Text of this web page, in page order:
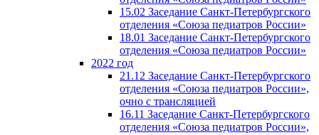
15.02 Заседание Санкт-Петербургского
отделения «Союза педиатров России»
18.01 Заседание Санкт-Петербургского
отделения «Союза педиатров России»
2022 год
21.12 Заседание Санкт-Петербургского
отделения «Союза педиатров России»,
очно с трансляцией
16.11 Заседание Санкт-Петербургского
отделения «Союза педиатров России»,